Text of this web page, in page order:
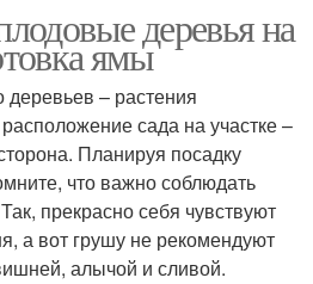
деревья на
ямы
деревьев – растения
сада на участке –
Планируя посадку
что важно соблюдать
прекрасно себя чувствуют
а вот грушу не рекомендуют
алычой и сливой.